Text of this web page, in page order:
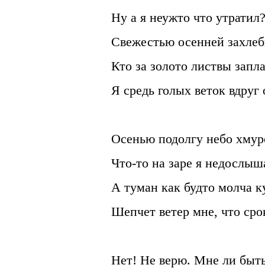
Ну а я неужто что утратил?
Свежестью осенней
Кто за золото листвы
Я средь голых веток вдруг
Осенью подолгу небо
Что-то на заре я
А туман как будто молча
Шепчет ветер мне, что
Нет! Не верю. Мне ли